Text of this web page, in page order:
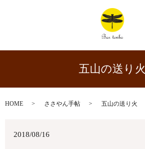
五山の送り火
HOME ささやん手帖 五山の送り火
2018/08/16